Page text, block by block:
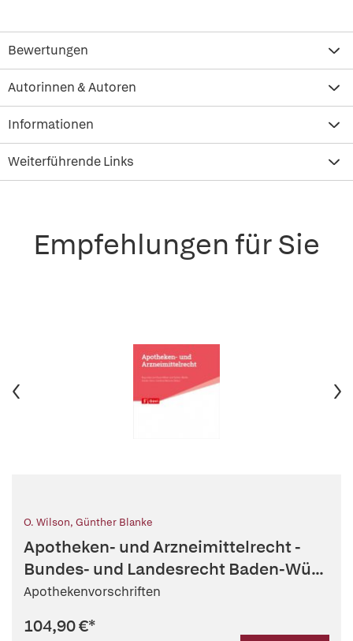
Bewertungen
Autorinnen & Autoren
Informationen
Weiterführende Links
Empfehlungen für Sie
O. Wilson, Günther Blanke
Apotheken- und Arzneimittelrecht -
Bundes- und Landesrecht Baden-Wü...
Apothekenvorschriften
104,90 €*